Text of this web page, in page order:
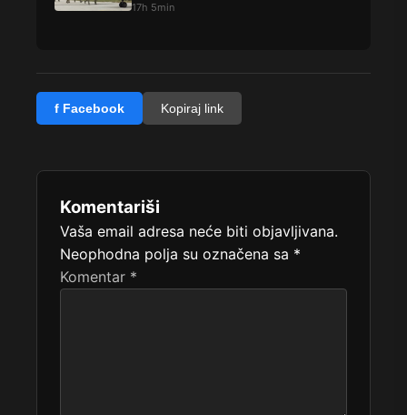
17h 5min
f Facebook Kopiraj link
Komentariši
Vaša email adresa neće biti objavljivana.
Neophodna polja su označena sa *
Komentar *